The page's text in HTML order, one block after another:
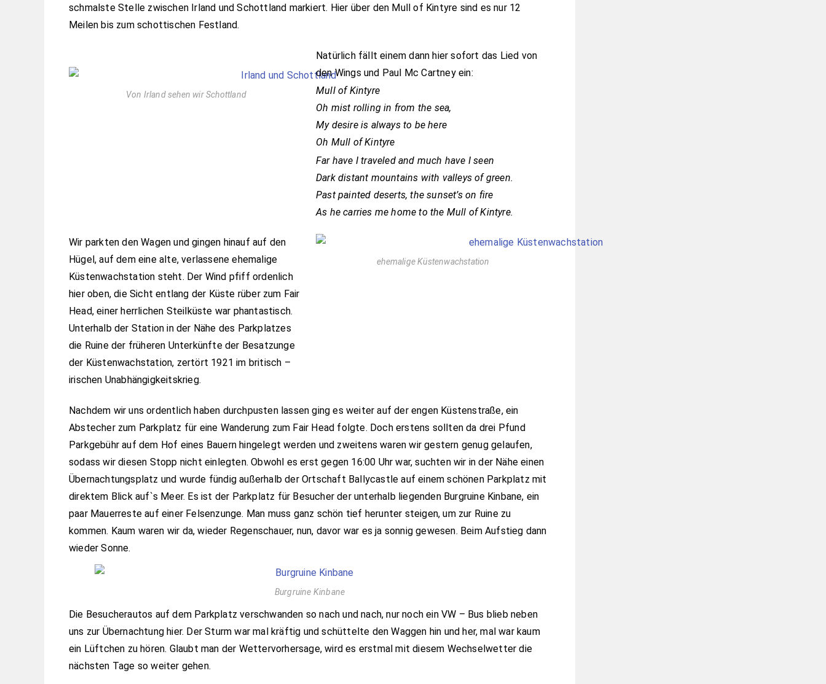
schmalste Stelle zwischen Irland und Schottland markiert. Hier über den Mull of Kintyre sind es nur 12
Meilen bis zum schottischen Festland.
Von Irland sehen wir Schottland
Natürlich fällt einem dann hier sofort das Lied von
den Wings und Paul Mc Cartney ein:
Mull of Kintyre
Oh mist rolling in from the sea,
My desire is always to be here
Oh Mull of Kintyre
Far have I traveled and much have I seen
Dark distant mountains with valleys of green.
Past painted deserts, the sunset’s on fire
As he carries me home to the Mull of Kintyre.
Wir parkten den Wagen und gingen hinauf auf den
Hügel, auf dem eine alte, verlassene ehemalige
Küstenwachstation steht. Der Wind pfiff ordenlich
hier oben, die Sicht entlang der Küste rüber zum Fair
Head, einer herrlichen Steilküste war phantastisch.
Unterhalb der Station in der Nähe des Parkplatzes
die Ruine der früheren Unterkünfte der Besatzunge
der Küstenwachstation, zertört 1921 im britisch –
irischen Unabhängigkeitskrieg.
ehemalige Küstenwachstation
Nachdem wir uns ordentlich haben durchpusten lassen ging es weiter auf der engen Küstenstraße, ein
Abstecher zum Parkplatz für eine Wanderung zum Fair Head folgte. Doch erstens sollten da drei Pfund
Parkgebühr auf dem Hof eines Bauern hingelegt werden und zweitens waren wir gestern genug gelaufen,
sodass wir diesen Stopp nicht einlegten. Obwohl es erst gegen 16:00 Uhr war, suchten wir in der Nähe einen
Übernachtungsplatz und wurde fündig außerhalb der Ortschaft Ballycastle auf einem schönen Parkplatz mit
direktem Blick auf`s Meer. Es ist der Parkplatz für Besucher der unterhalb liegenden Burgruine Kinbane, ein
paar Mauerreste auf einer Felsenzunge. Man muss ganz schön tief herunter steigen, um zur Ruine zu
kommen. Kaum waren wir da, wieder Regenschauer, nun, davor war es ja sonnig gewesen. Beim Aufstieg dann
wieder Sonne.
Burgruine Kinbane
Die Besucherautos auf dem Parkplatz verschwanden so nach und nach, nur noch ein VW – Bus blieb neben
uns zur Übernachtung hier. Der Sturm war mal kräftig und schüttelte den Waggen hin und her, mal war kaum
ein Lüftchen zu hören. Glaubt man der Wettervorhersage, wird es erstmal mit diesem Wechselwetter die
nächsten Tage so weiter gehen.